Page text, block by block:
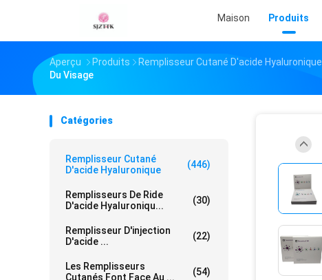
Maison Produits
Aperçu Produits Remplisseur Cutané D'acide Hyaluronique
Du Visage
Catégories
Remplisseur Cutané
D'acide Hyaluronique
(446)
Remplisseurs De Ride
D'acide Hyaluroniqu...
(30)
Remplisseur D'injection
D'acide ...
(22)
Les Remplisseurs
Cutanés Font Face Au ...
(54)